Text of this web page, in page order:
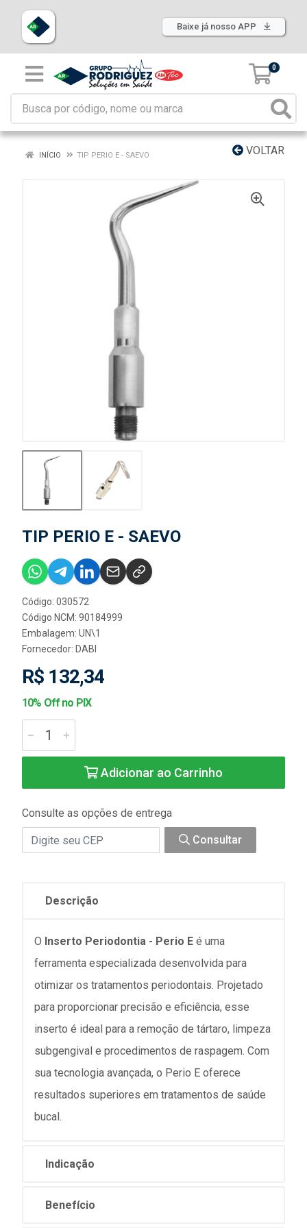
Baixe já nosso APP
0
VOLTAR
INÍCIO TIP PERIO E - SAEVO
TIP PERIO E - SAEVO
Código: 030572
Código NCM: 90184999
Embalagem: UN\1
Fornecedor: DABI
R$ 132,34
10% Off no PIX
Adicionar ao Carrinho
Consulte as opções de entrega
Consultar
Descrição
O Inserto Periodontia - Perio E é uma
ferramenta especializada desenvolvida para
otimizar os tratamentos periodontais. Projetado
para proporcionar precisão e eficiência, esse
inserto é ideal para a remoção de tártaro, limpeza
subgengival e procedimentos de raspagem. Com
sua tecnologia avançada, o Perio E oferece
resultados superiores em tratamentos de saúde
bucal.
Indicação
Benefício